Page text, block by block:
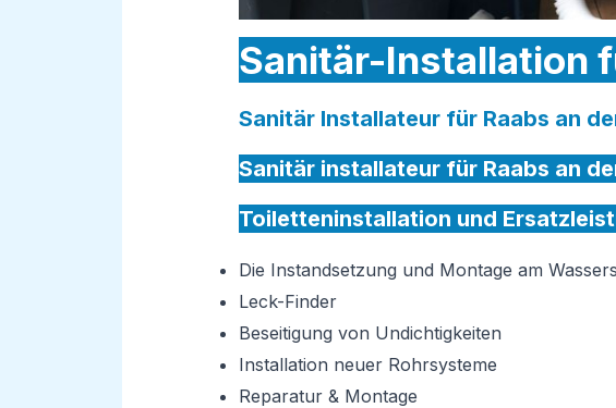
Sanitär-Installation
Sanitär Installateur für Raabs an
Sanitär installateur für Raabs an
Toiletteninstallation und
Die Instandsetzung und Montage am
Leck-Finder
Beseitigung von Undichtigkeiten
Installation neuer Rohrsysteme
Reparatur & Montage